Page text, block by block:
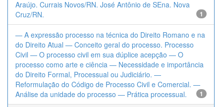
Araújo. Currais Novos/RN. José Antônio de SEna. Nova
Cruz/RN.
1
— A expressão processo na técnica do Direito Romano e na
do Direito Atual — Conceito geral do processo. Processo
Civil — O processo civil em sua dúplice acepção — O
processo como arte e ciência — Necessidade e importância
do Direito Formal, Processual ou Judiciário. —
Reformulação do Código de Processo Civil e Comercial. —
Análise da unidade do processo — Prática processual.
1